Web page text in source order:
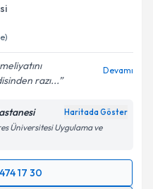
razı...
Devamı
Haritada Göster
Üniversitesi Uygulama ve
17 30